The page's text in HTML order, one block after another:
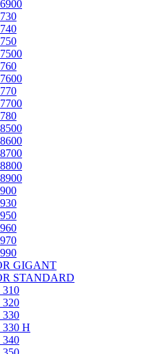
GIGANT
STANDARD
H